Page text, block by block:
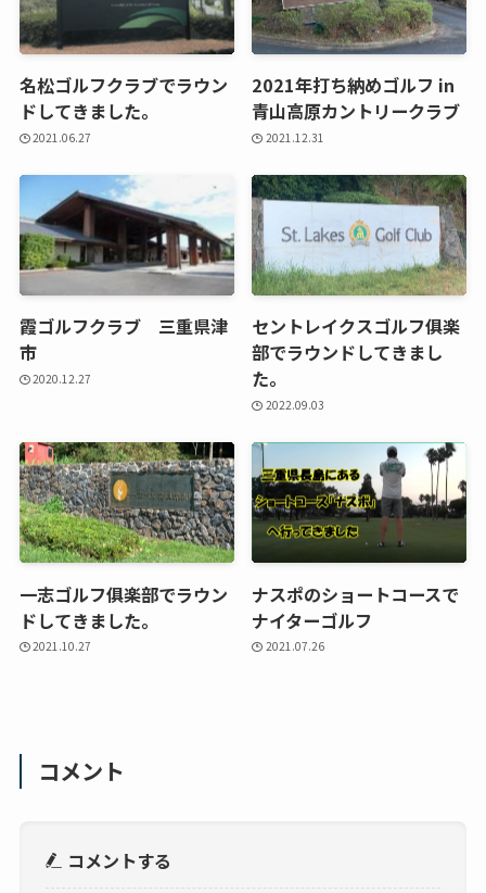
名松ゴルフクラブでラウン
ドしてきました。
2021.06.27
2021年打ち納めゴルフ in
青山高原カントリークラブ
2021.12.31
霞ゴルフクラブ 三重県津
市
2020.12.27
セントレイクスゴルフ俱楽
部でラウンドしてきまし
た。
2022.09.03
一志ゴルフ俱楽部でラウン
ドしてきました。
2021.10.27
ナスポのショートコースで
ナイターゴルフ
2021.07.26
コメント
コメントする